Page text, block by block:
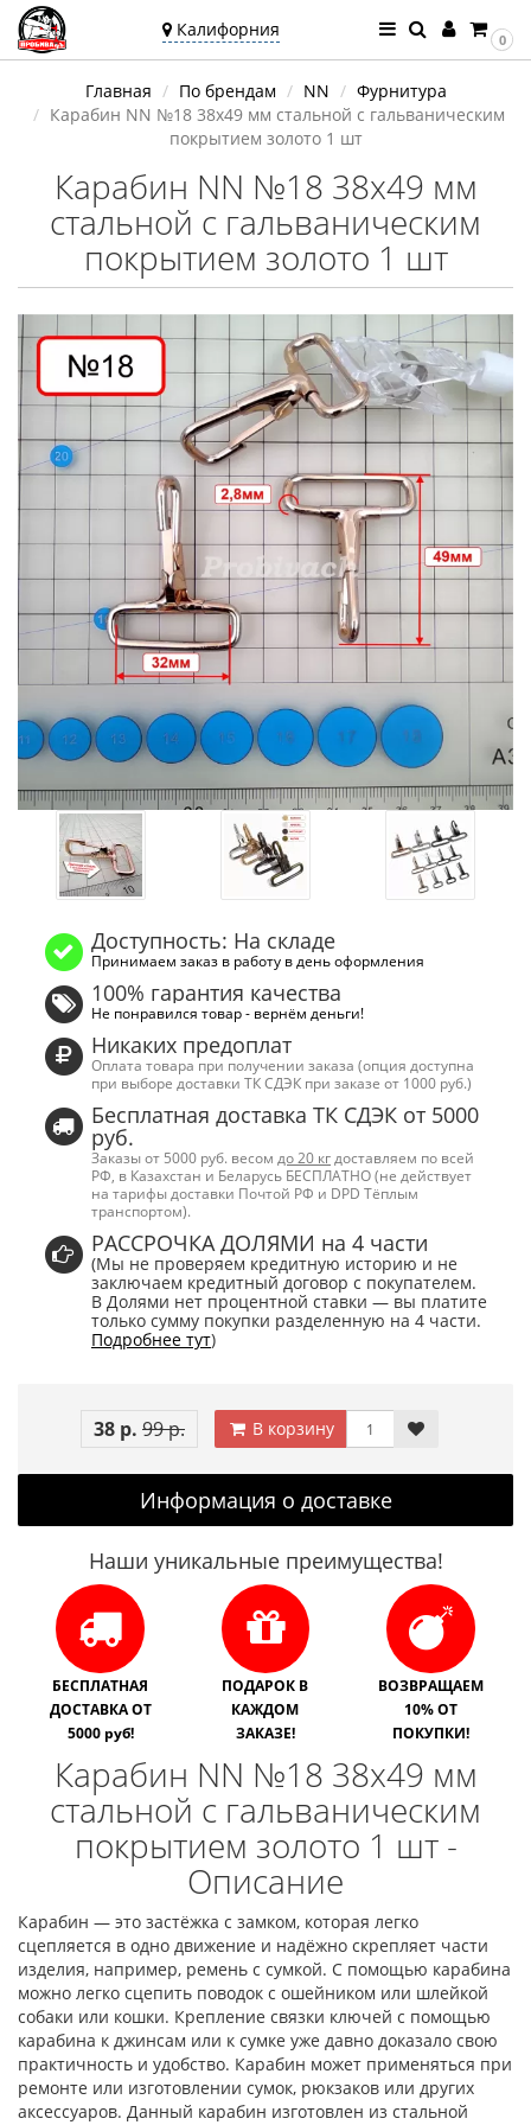
Калифорния
Ваш город —
Калифорния
Угадали?
0
Главная По брендам NN
Фурнитура
Карабин NN №18 38х49 мм стальной с гальваническим
покрытием золото 1 шт
Карабин NN №18 38х49 мм
стальной с гальваническим
покрытием золото 1 шт
Доступность: На складе
Принимаем заказ в работу в день оформления
100% гарантия качества
Не понравился товар - вернём деньги!
Никаких предоплат
Оплата товара при получении заказа (опция доступна
при выборе доставки ТК СДЭК при заказе от 1000 руб.)
Бесплатная доставка ТК СДЭК от 5000
руб.
Заказы от 5000 руб. весом до 20 кг доставляем по всей
РФ, в Казахстан и Беларусь БЕСПЛАТНО (не действует
на тарифы доставки Почтой РФ и DPD Тёплым
транспортом).
РАССРОЧКА ДОЛЯМИ на 4 части
(Мы не проверяем кредитную историю и не
заключаем кредитный договор с покупателем.
В Долями нет процентной ставки — вы платите
только сумму покупки разделенную на 4 части.
Подробнее тут)
38 р. 99 р. В корзину
Информация о доставке
Наши уникальные преимущества!
БЕСПЛАТНАЯ
ДОСТАВКА ОТ
5000 руб!
ПОДАРОК В
КАЖДОМ
ЗАКАЗЕ!
ВОЗВРАЩАЕМ
10% ОТ
ПОКУПКИ!
Карабин NN №18 38х49 мм
стальной с гальваническим
покрытием золото 1 шт -
Описание
Карабин — это застёжка с замком, которая легко
сцепляется в одно движение и надёжно скрепляет части
изделия, например, ремень с сумкой. С помощью карабина
можно легко сцепить поводок с ошейником или шлейкой
собаки или кошки. Крепление связки ключей с помощью
карабина к джинсам или к сумке уже давно доказало свою
практичность и удобство. Карабин может применяться при
ремонте или изготовлении сумок, рюкзаков или других
аксессуаров. Данный карабин изготовлен из стальной